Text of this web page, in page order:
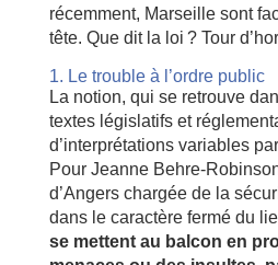
récemment, Marseille sont
tête. Que dit la loi ? Tour
1. Le trouble à l’ordre public
La notion, qui se retrouve
textes législatifs et
d’interprétations variables
Pour Jeanne Behre-
d’Angers chargée de la
dans le caractère fermé du
se mettent au balcon en